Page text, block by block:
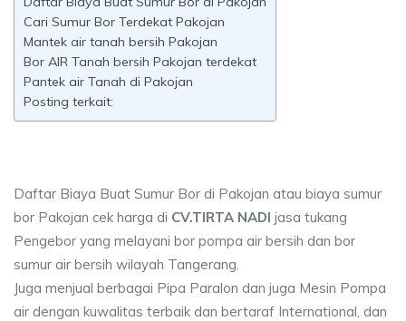
Cari Sumur Bor Terdekat Pakojan
Mantek air tanah bersih Pakojan
Bor AIR Tanah bersih Pakojan terdekat
Pantek air Tanah di Pakojan
Posting terkait:
Daftar Biaya Buat Sumur Bor di Pakojan atau biaya sumur
bor Pakojan cek harga di CV.TIRTA NADI jasa tukang
Pengebor yang melayani bor pompa air bersih dan bor
sumur air bersih wilayah Tangerang.
Juga menjual berbagai Pipa Paralon dan juga Mesin Pompa
air dengan kuwalitas terbaik dan bertaraf International, dan